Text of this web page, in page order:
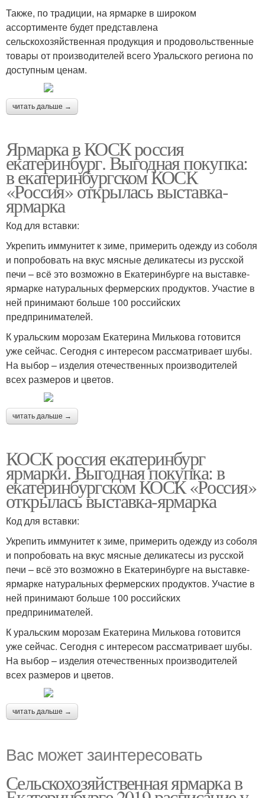
Также, по традиции, на ярмарке в широком
ассортименте будет представлена
сельскохозяйственная продукция и продовольственные
товары от производителей всего Уральского региона по
доступным ценам.
читать дальше →
Ярмарка в КОСК россия
екатеринбург. Выгодная покупка:
в екатеринбургском КОСК
«Россия» открылась выставка-
ярмарка
Код для вставки:
Укрепить иммунитет к зиме, примерить одежду из соболя
и попробовать на вкус мясные деликатесы из русской
печи – всё это возможно в Екатеринбурге на выставке-
ярмарке натуральных фермерских продуктов. Участие в
ней принимают больше 100 российских
предпринимателей.
К уральским морозам Екатерина Милькова готовится
уже сейчас. Сегодня с интересом рассматривает шубы.
На выбор – изделия отечественных производителей
всех размеров и цветов.
читать дальше →
КОСК россия екатеринбург
ярмарки. Выгодная покупка: в
екатеринбургском КОСК «Россия»
открылась выставка-ярмарка
Код для вставки:
Укрепить иммунитет к зиме, примерить одежду из соболя
и попробовать на вкус мясные деликатесы из русской
печи – всё это возможно в Екатеринбурге на выставке-
ярмарке натуральных фермерских продуктов. Участие в
ней принимают больше 100 российских
предпринимателей.
К уральским морозам Екатерина Милькова готовится
уже сейчас. Сегодня с интересом рассматривает шубы.
На выбор – изделия отечественных производителей
всех размеров и цветов.
читать дальше →
Вас может заинтересовать
Сельскохозяйственная ярмарка в